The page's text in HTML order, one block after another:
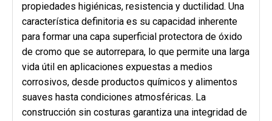
propiedades higiénicas, resistencia y ductilidad. Una
característica definitoria es su capacidad inherente
para formar una capa superficial protectora de óxido
de cromo que se autorrepara, lo que permite una larga
vida útil en aplicaciones expuestas a medios
corrosivos, desde productos químicos y alimentos
suaves hasta condiciones atmosféricas. La
construcción sin costuras garantiza una integridad de